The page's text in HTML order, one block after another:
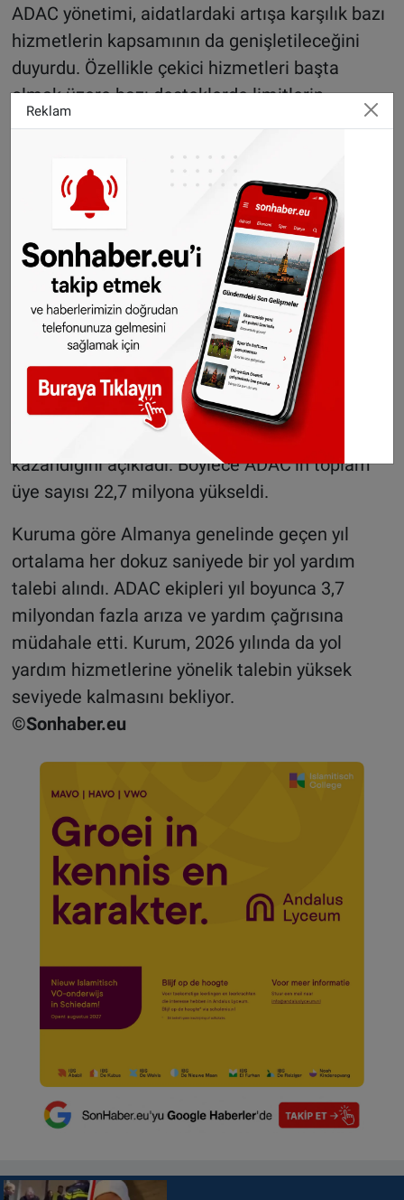
ADAC yönetimi, aidatlardaki artışa karşılık bazı
hizmetlerin kapsamının da genişletileceğini
duyurdu. Özellikle çekici hizmetleri başta
olmak üzere bazı desteklerde limitlerin
artırılmasının planlandığı belirtildi.
ADAC Başkanı Christian Reinicke, ekonomik
koşulların zorlaştığını ancak üyelere sunulan
hizmet kalitesinin korunacağını ve mevcut
kapasiteden taviz verilmeyeceğini söyledi.
Hollanda'daki polis
müdahalesiyle gündeme
gelen Filistinli çiftin
bebeği aileden alındı
Üye sayısı 22,7 milyona ulaştı
Kulüp, geçen yıl yaklaşık 490 bin yeni üye
kazandığını açıkladı. Böylece ADAC’ın toplam
üye sayısı 22,7 milyona yükseldi.
Kuruma göre Almanya genelinde geçen yıl
ortalama her dokuz saniyede bir yol yardım
talebi alındı. ADAC ekipleri yıl boyunca 3,7
milyondan fazla arıza ve yardım çağrısına
müdahale etti. Kurum, 2026 yılında da yol
yardım hizmetlerine yönelik talebin yüksek
seviyede kalmasını bekliyor.
©Sonhaber.eu
Reklam